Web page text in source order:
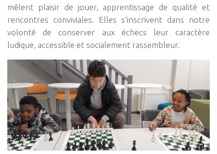
mêlent plaisir de jouer, apprentissage de qualité et
rencontres conviviales. Elles s’inscrivent dans notre
volonté de conserver aux échecs leur caractère
ludique, accessible et socialement rassembleur.